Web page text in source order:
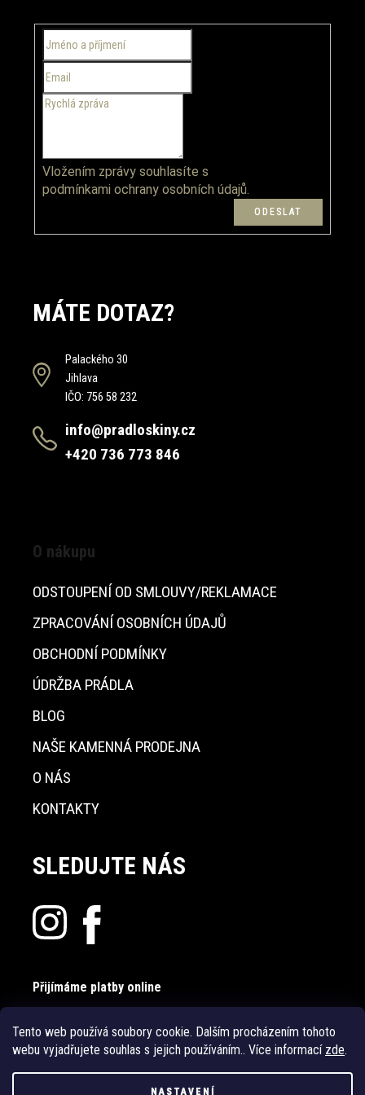
Tento web používá soubory cookie. Dalším procházením tohoto
webu vyjadřujete souhlas s jejich používáním.. Více informací zde.
NASTAVENÍ
Vložením zprávy souhlasíte s
podmínkami ochrany osobních údajů.
MÁTE DOTAZ?
Palackého 30
Jihlava
IČO: 756 58 232
info@pradloskiny.cz
+420 736 773 846
O nákupu
ODSTOUPENÍ OD SMLOUVY/REKLAMACE
ZPRACOVÁNÍ OSOBNÍCH ÚDAJŮ
OBCHODNÍ PODMÍNKY
ÚDRŽBA PRÁDLA
BLOG
NAŠE KAMENNÁ PRODEJNA
O NÁS
KONTAKTY
SLEDUJTE NÁS
Přijímáme platby online